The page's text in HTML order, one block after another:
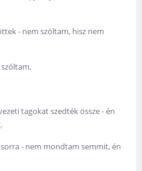
- nem szóltam, hisz nem
tagokat szedték össze - én
- nem mondtam semmit, én